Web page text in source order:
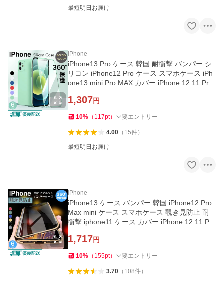
最短明日お届け
iPhone
iPhone13 Pro ケース 韓国 耐衝撃 バンパー シ
リコン iPhone12 Pro ケース スマホケース iPh
one13 mini Pro MAX カバー iPhone 12 11 Pro
1,307円
10% （ 117pt） 要エントリー
4.00（ 15件）
最短明日お届け
iPhone
iPhone13 ケース バンパー 韓国 iPhone12 Pro
Max mini ケース スマホケース 覗き見防止 耐
衝撃 iphone11 ケース カバー iPhone 12 11 Pro
1,717円
10% （ 155pt） 要エントリー
3.70（ 108件）